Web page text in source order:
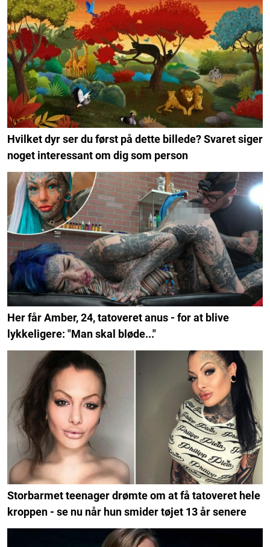
Hvilket dyr ser du først på dette billede? Svaret siger
noget interessant om dig som person
Her får Amber, 24, tatoveret anus - for at blive
lykkeligere: "Man skal bløde..."
Storbarmet teenager drømte om at få tatoveret hele
kroppen - se nu når hun smider tøjet 13 år senere